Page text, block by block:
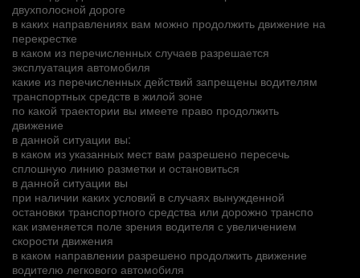
двухполосной дороге
в каких направлениях вам можно продолжить движение на
перекрестке
в каком из перечисленных случаев разрешается
эксплуатация автомобиля
какие из перечисленных действий запрещены водителям
транспортных средств в жилой зоне
по какой траектории вы имеете право продолжить
движение
в данной ситуации вы:
в каком из указанных мест вам разрешено пересечь
сплошную линию разметки и остановиться
в данной ситуации вы
при наличии каких условий в случаях вынужденной
остановки транспортного средства или дорожно транспо
как изменяется поле зрения водителя с увеличением
скорости движения
в каком направлении разрешено продолжить движение
водителю легкового автомобиля